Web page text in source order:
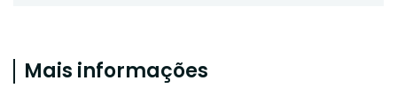
Mais informações